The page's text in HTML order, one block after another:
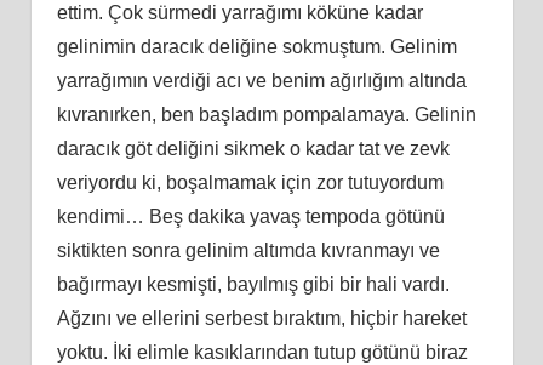
ettim. Çok sürmedi yarrağımı köküne kadar
gelinimin daracık deliğine sokmuştum. Gelinim
yarrağımın verdiği acı ve benim ağırlığım altında
kıvranırken, ben başladım pompalamaya. Gelinin
daracık göt deliğini sikmek o kadar tat ve zevk
veriyordu ki, boşalmamak için zor tutuyordum
kendimi… Beş dakika yavaş tempoda götünü
siktikten sonra gelinim altımda kıvranmayı ve
bağırmayı kesmişti, bayılmış gibi bir hali vardı.
Ağzını ve ellerini serbest bıraktım, hiçbir hareket
yoktu. İki elimle kasıklarından tutup götünü biraz